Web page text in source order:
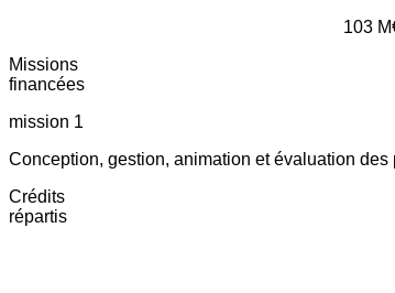
103
Missions
financées
mission 1
Conception, gestion, animation et évaluation
Crédits
répartis